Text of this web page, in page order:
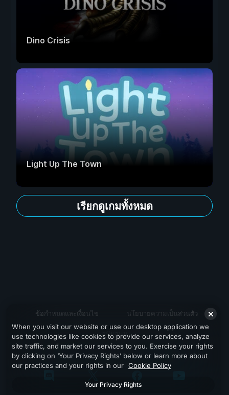
Dino Crisis
Light Up The Town
เรียกดูเกมทั้งหมด
ข้อกำหนดและเงื่อนไข นโยบายความเป็นส่วนตัว
สนับสนุน
When you visit our website or use our desktop application we
use technologies like cookies to provide our services, analyze
site traffic, and market our services to you. Exercise your rights
by clicking on ‘Your Privacy Rights’ below or learn more about
our practices and your rights in our Cookie Policy
Your Privacy Rights